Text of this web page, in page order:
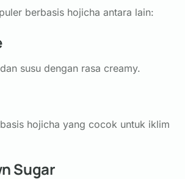
berbasis hojicha antara lain:
dan susu dengan rasa creamy.
hojicha yang cocok untuk iklim
Sugar